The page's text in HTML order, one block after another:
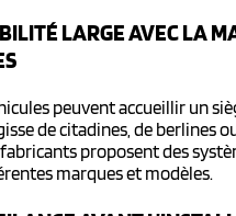
LARGE AVEC LA
peuvent accueillir un
de citadines, de berlines
proposent des
marques et modèles.